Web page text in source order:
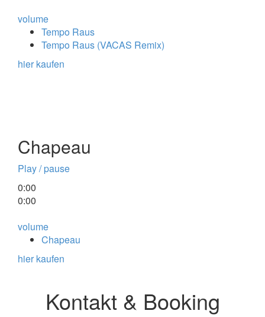
volume
Tempo Raus
Tempo Raus (VACAS Remix)
hier kaufen
Chapeau
Play / pause
0:00
0:00
volume
Chapeau
hier kaufen
Kontakt & Booking